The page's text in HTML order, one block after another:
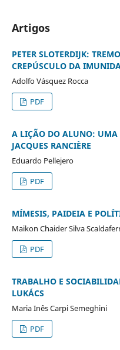
Artigos
PETER SLOTERDIJK:
CREPÚSCULO DA
Adolfo Vásquez Rocca
PDF
A LIÇÃO DO ALUNO: UMA
JACQUES RANCIÈRE
Eduardo Pellejero
PDF
MÍMESIS, PAIDEIA E
Maikon Chaider Silva
PDF
TRABALHO E
LUKÁCS
Maria Inês Carpi Semeghini
PDF